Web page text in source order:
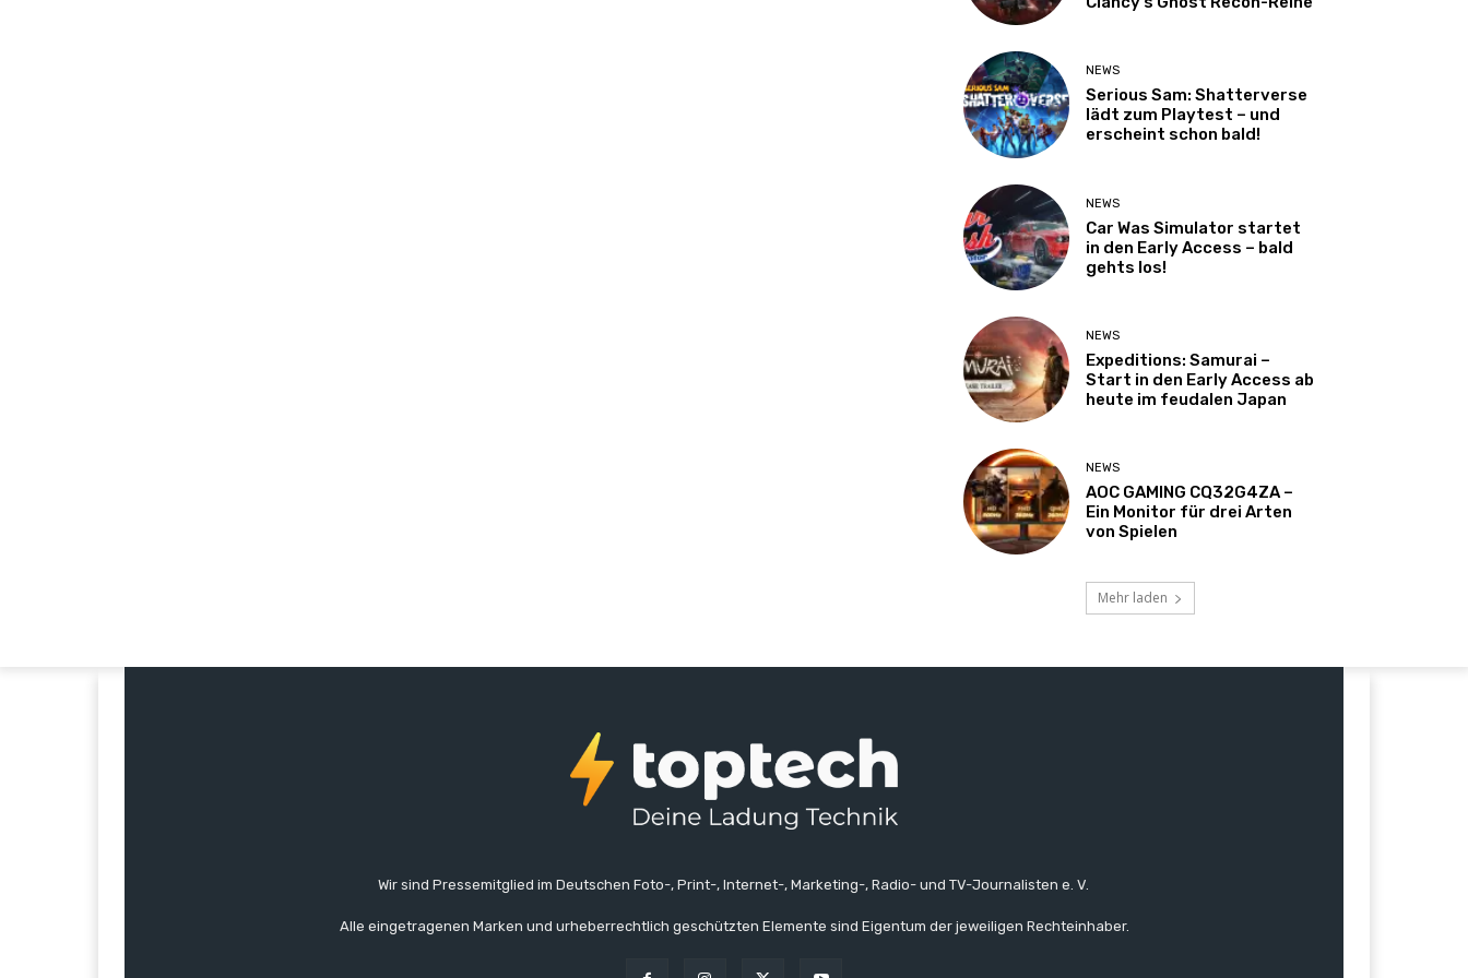
NEWS
Serious Sam: Shatterverse
lädt zum Playtest – und
erscheint schon bald!
NEWS
Car Was Simulator startet
in den Early Access – bald
gehts los!
NEWS
Expeditions: Samurai –
Start in den Early Access ab
heute im feudalen Japan
NEWS
AOC GAMING CQ32G4ZA –
Ein Monitor für drei Arten
von Spielen
Mehr laden
Wir sind Pressemitglied im Deutschen Foto-, Print-, Internet-, Marketing-, Radio- und TV-Journalisten e. V.
Alle eingetragenen Marken und urheberrechtlich geschützten Elemente sind Eigentum der jeweiligen Rechteinhaber.